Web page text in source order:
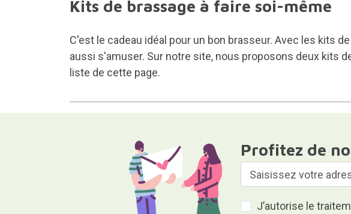
Kits de brassage à faire soi-même
C'est le cadeau idéal pour un bon brasseur. Avec les kits
aussi s'amuser. Sur notre site, nous proposons deux kits
liste de cette page.
Profitez de
J’autorise le